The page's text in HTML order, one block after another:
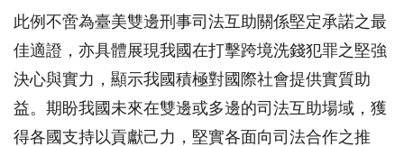
此例不啻為臺美雙邊刑事司法互助關係堅定承諾之最
佳適證，亦具體展現我國在打擊跨境洗錢犯罪之堅強
決心與實力，顯示我國積極對國際社會提供實質助
益。期盼我國未來在雙邊或多邊的司法互助場域，獲
得各國支持以貢獻己力，堅實各面向司法合作之推